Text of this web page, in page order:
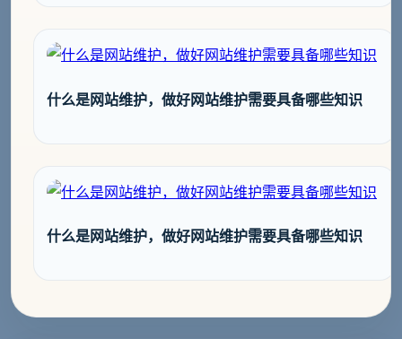
什么是网站维护，做好网站维护需要具备哪些知识
什么是网站维护，做好网站维护需要具备哪些知识